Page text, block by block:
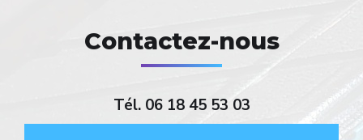
Contactez-nous
Tél. 06 18 45 53 03